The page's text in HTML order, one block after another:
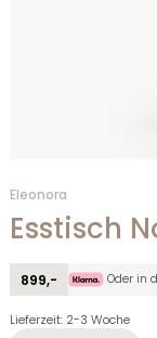
Eleonora
Esstisch
899,- Oder in
Lieferzeit: 2-3 Woche